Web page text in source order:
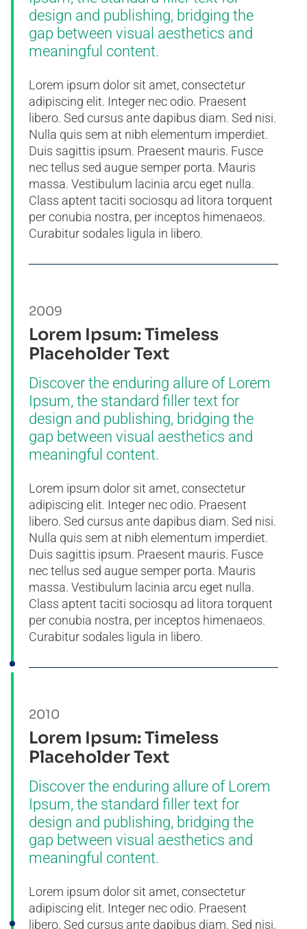
design and publishing, bridging the
gap between visual aesthetics and
meaningful content.
Lorem ipsum dolor sit amet, consectetur
adipiscing elit. Integer nec odio. Praesent
libero. Sed cursus ante dapibus diam. Sed nisi.
Nulla quis sem at nibh elementum imperdiet.
Duis sagittis ipsum. Praesent mauris. Fusce
nec tellus sed augue semper porta. Mauris
massa. Vestibulum lacinia arcu eget nulla.
Class aptent taciti sociosqu ad litora torquent
per conubia nostra, per inceptos himenaeos.
Curabitur sodales ligula in libero.
2009
Lorem Ipsum: Timeless
Placeholder Text
Discover the enduring allure of Lorem
Ipsum, the standard filler text for
design and publishing, bridging the
gap between visual aesthetics and
meaningful content.
Lorem ipsum dolor sit amet, consectetur
adipiscing elit. Integer nec odio. Praesent
libero. Sed cursus ante dapibus diam. Sed nisi.
Nulla quis sem at nibh elementum imperdiet.
Duis sagittis ipsum. Praesent mauris. Fusce
nec tellus sed augue semper porta. Mauris
massa. Vestibulum lacinia arcu eget nulla.
Class aptent taciti sociosqu ad litora torquent
per conubia nostra, per inceptos himenaeos.
Curabitur sodales ligula in libero.
2010
Lorem Ipsum: Timeless
Placeholder Text
Discover the enduring allure of Lorem
Ipsum, the standard filler text for
design and publishing, bridging the
gap between visual aesthetics and
meaningful content.
Lorem ipsum dolor sit amet, consectetur
adipiscing elit. Integer nec odio. Praesent
libero. Sed cursus ante dapibus diam. Sed nisi.